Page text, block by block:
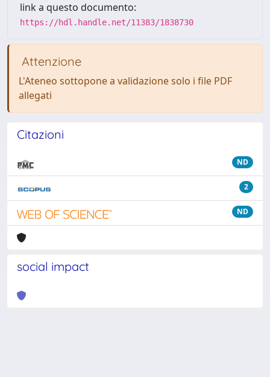
link a questo documento:
https://hdl.handle.net/11383/1838730
Attenzione
L'Ateneo sottopone a validazione solo i file PDF
allegati
Citazioni
ND
2
ND
social impact